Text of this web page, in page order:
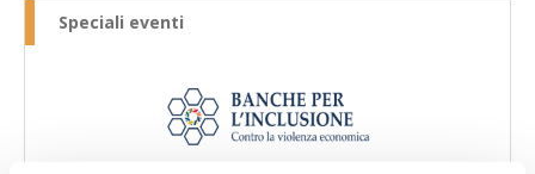
Speciali eventi